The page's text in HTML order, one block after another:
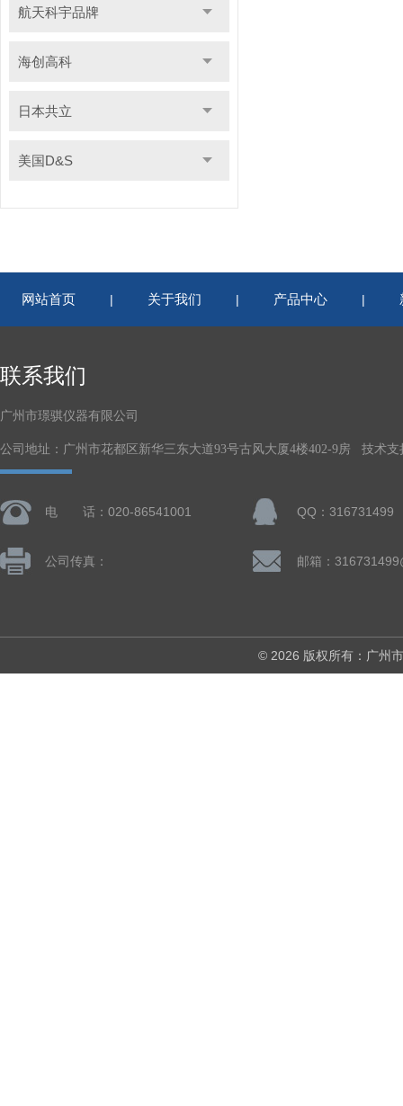
航天科宇品牌
海创高科
日本共立
美国D&S
网站首页 | 关于我们 | 产品中心 |
联系我们
广州市璟骐仪器有限公司
公司地址：广州市花都区新华三东大道93号古风大厦4楼402-9房 技术支
电 话：020-86541001 QQ：316731499
公司传真： 邮箱：
© 2026 版权所有：广州